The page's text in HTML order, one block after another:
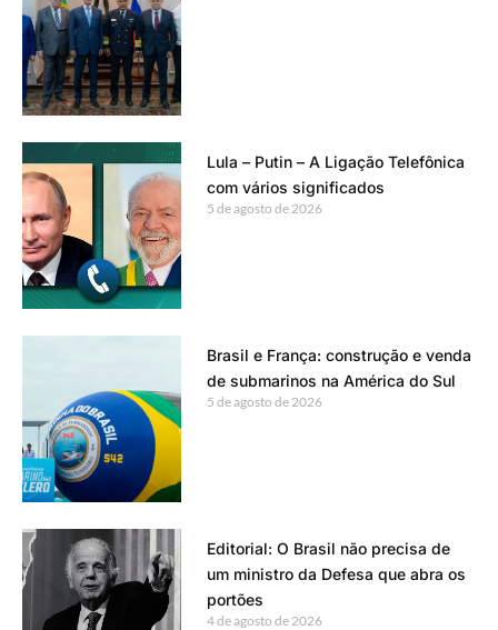
Lula – Putin – A Ligação Telefônica
com vários significados
5 de agosto de 2026
Brasil e França: construção e venda
de submarinos na América do Sul
5 de agosto de 2026
Editorial: O Brasil não precisa de
um ministro da Defesa que abra os
portões
4 de agosto de 2026